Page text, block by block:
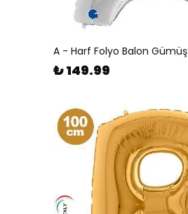
A - Harf Folyo Balon
₺ 149.99